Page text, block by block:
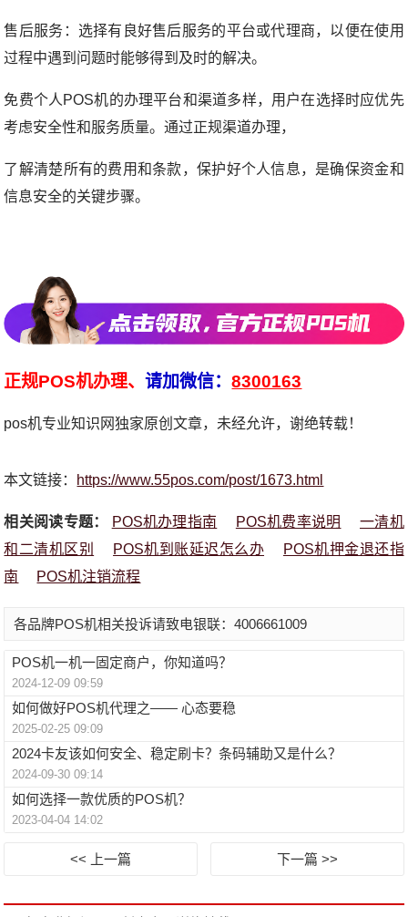
售后服务：选择有良好售后服务的平台或代理商，以便在使用
过程中遇到问题时能够得到及时的解决。
免费个人POS机的办理平台和渠道多样，用户在选择时应优先
考虑安全性和服务质量。通过正规渠道办理，
了解清楚所有的费用和条款，保护好个人信息，是确保资金和
信息安全的关键步骤。
正规POS机办理、请加微信：8300163
pos机专业知识网独家原创文章，未经允许，谢绝转载！
本文链接： https://www.55pos.com/post/1673.html
相关阅读专题： POS机办理指南 POS机费率说明
一清机
和二清机区别
POS机到账延迟怎么办
POS机押金退还指
南
POS机注销流程
各品牌POS机相关投诉请致电银联：4006661009
POS机一机一固定商户，你知道吗？
2024-12-09 09:59
如何做好POS机代理之—— 心态要稳
2025-02-25 09:09
2024卡友该如何安全、稳定刷卡？条码辅助又是什么？
2024-09-30 09:14
如何选择一款优质的POS机？
2023-04-04 14:02
<< 上一篇 下一篇 >>